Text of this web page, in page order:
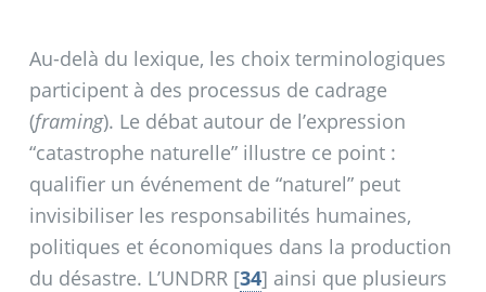
Au-delà du lexique, les choix terminologiques
participent à des processus de cadrage
(framing). Le débat autour de l’expression
“catastrophe naturelle” illustre ce point :
qualifier un événement de “naturel” peut
invisibiliser les responsabilités humaines,
politiques et économiques dans la production
du désastre. L’UNDRR[34] ainsi que plusieurs